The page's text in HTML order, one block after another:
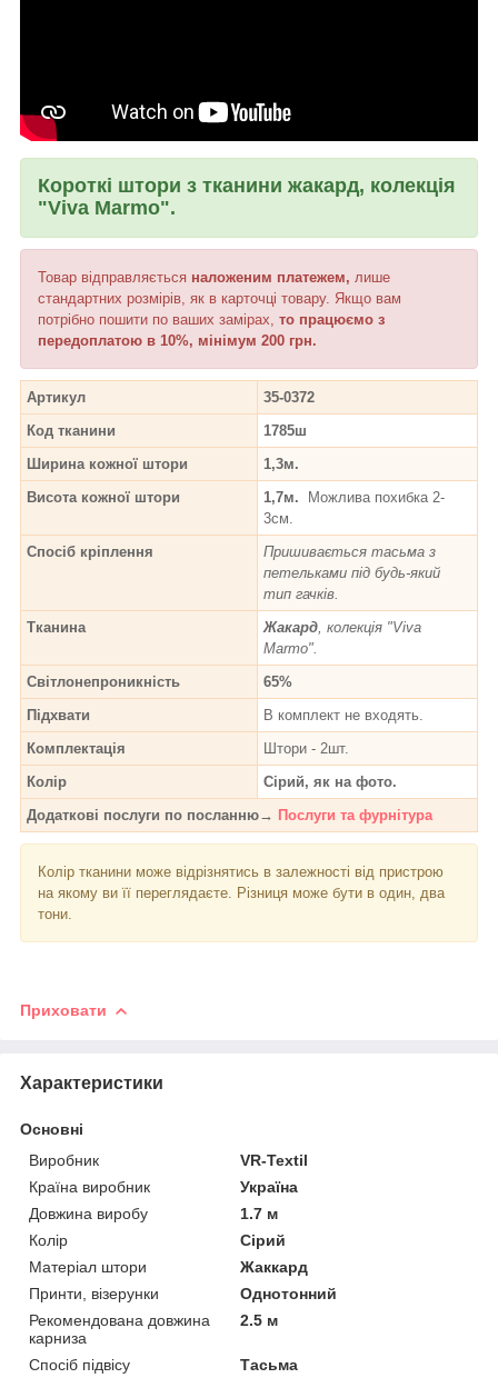
Короткі штори з тканини жакард, колекція
"Viva Marmo".
Товар відправляється наложеним платежем, лише
стандартних розмірів, як в карточці товару. Якщо вам
потрібно пошити по ваших замірах, то працюємо з
передоплатою в 10%, мінімум 200 грн.
Артикул
35-0372
Код тканини
1785ш
Ширина кожної штори
1,3м.
Висота кожної штори
1,7м. Можлива похибка 2-
3см.
Спосіб кріплення
Пришивається тасьма з
петельками під будь-який
тип гачків.
Тканина
Жакард , колекція "Viva
Marmo".
Світлонепроникність
65%
Підхвати
В комплект не входять.
Комплектація
Штори - 2шт.
Колір
Сірий, як на фото.
Додаткові послуги по посланню→ Послуги та фурнітура
Колір тканини може відрізнятись в залежності від пристрою
на якому ви її переглядаєте. Різниця може бути в один, два
тони.
Приховати
Характеристики
Основні
Виробник
VR-Textil
Країна виробник
Україна
Довжина виробу
1.7 м
Колір
Сірий
Матеріал штори
Жаккард
Принти, візерунки
Однотонний
Рекомендована довжина
карниза
2.5 м
Спосіб підвісу
Тасьма